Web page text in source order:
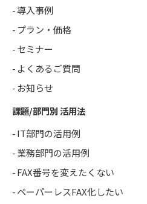
導入事例
プラン・価格
セミナー
よくあるご質問
お知らせ
課題/部門別 活用法
IT部門の活用例
業務部門の活用例
FAX番号を変えたくない
ペーパーレスFAX化したい